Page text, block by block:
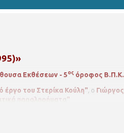
Εκθέσεων - 5οςόροφος Β.Π.Κ.
έργο του Στερίκα Κούλη", ο Γιώργος
παραληρήματα"